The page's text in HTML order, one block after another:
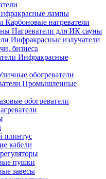
лампы
Карбоновые нагреватели
Нагреватели для ИК сауны
Инфракрасные излучатели
бизнеса
Инфракрасные
обогреватели
Промышленные
обогреватели
плинтус
кабели
пушки
завесы